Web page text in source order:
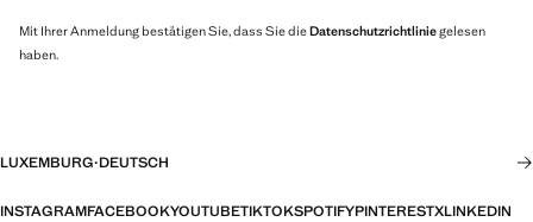
Mit Ihrer Anmeldung bestätigen Sie, dass Sie dieDatenschutzrichtliniegelesen
haben.
LUXEMBURG·DEUTSCH
INSTAGRAMFACEBOOKYOUTUBETIKTOKSPOTIFYPINTERESTXLINKEDIN